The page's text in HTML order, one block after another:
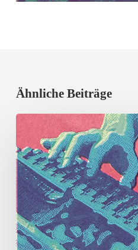
Ähnliche Beiträge
Erfolgreicher
Vortragsabend
mit
Prof.
Dr.
Rieger-
Ladich,